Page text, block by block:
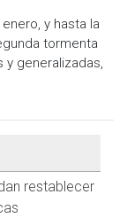
y hasta la
tormenta
y generalizadas,
a niños,
cambios de
con precaución,
restablecer